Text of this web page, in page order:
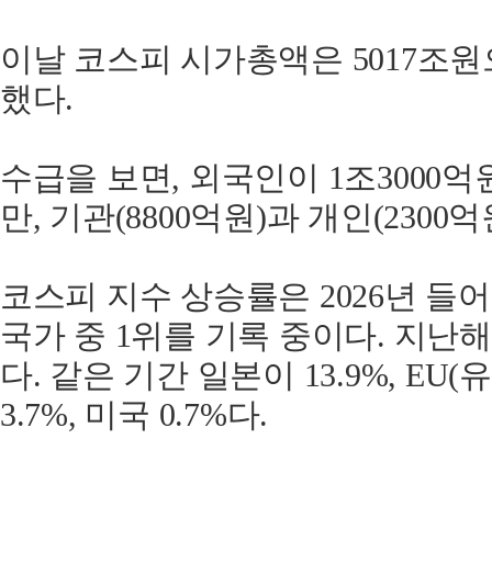
이날 코스피 시가총액은 5017조
했다.
수급을 보면, 외국인이 1조3000
만, 기관(8800억원)과 개인(2300
코스피 지수 상승률은 2026년 들
국가 중 1위를 기록 중이다. 지난
다. 같은 기간 일본이 13.9%, EU(
3.7%, 미국 0.7%다.